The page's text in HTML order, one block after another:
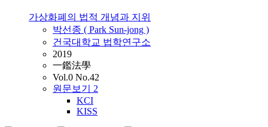
가상화폐의 법적 개념과 지위
박선종 ( Park Sun-jong )
건국대학교 법학연구소
2019
一鑑法學
Vol.0 No.42
원문보기 2
KCI
KISS